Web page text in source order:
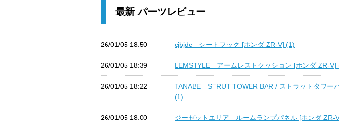
最新 パーツレビュー
26/01/05 18:50 cjbjdc シートフック [ホンダ ZR-V] (1)
26/01/05 18:39 LEMSTYLE アームレストクッション [ホンダ ZR-V]
26/01/05 18:22
TANABE STRUT TOWER BAR / ストラットタワー
(1)
26/01/05 18:00 ジーゼットエリア ルームランプパネル [ホンダ ZR-